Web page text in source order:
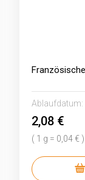
Ablaufdatum:
2,08 €
( 1 g = 0,04 € )